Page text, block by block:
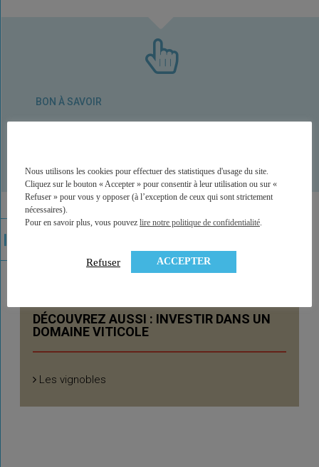
BON À SAVOIR
DÉCOUVREZ AUSSI : INVESTIR DANS UN
DOMAINE VITICOLE
Les vignobles
Nous utilisons les cookies pour effectuer des statistiques d'usage du site.
Cliquez sur le bouton « Accepter » pour consentir à leur utilisation ou sur «
Refuser » pour vous y opposer (à l’exception de ceux qui sont strictement
nécessaires).
Pour en savoir plus, vous pouvez lire notre politique de confidentialité.
Refuser ACCEPTER